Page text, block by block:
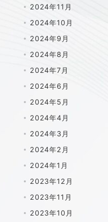
2024年11月
2024年10月
2024年9月
2024年8月
2024年7月
2024年6月
2024年5月
2024年4月
2024年3月
2024年2月
2024年1月
2023年12月
2023年11月
2023年10月